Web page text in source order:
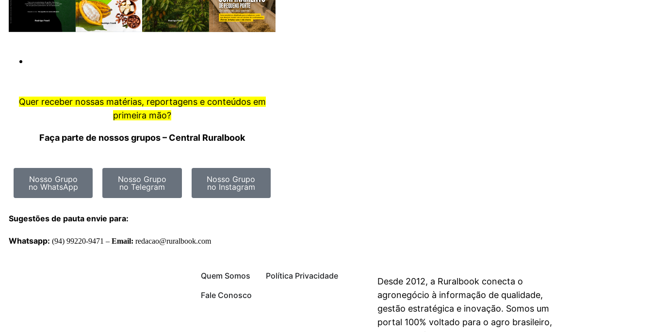
Quer receber nossas matérias, reportagens e conteúdos em
primeira mão?
Faça parte de nossos grupos – Central Ruralbook
Nosso Grupo
no WhatsApp
Nosso Grupo
no Telegram
Nosso Grupo
no Instagram
Sugestões de pauta envie para:
Whatsapp: (94) 99220-9471 – Email: redacao@ruralbook.com
Quem Somos
Política Privacidade
Fale Conosco
Desde 2012, a Ruralbook conecta o
agronegócio à informação de qualidade,
gestão estratégica e inovação. Somos um
portal 100% voltado para o agro brasileiro,